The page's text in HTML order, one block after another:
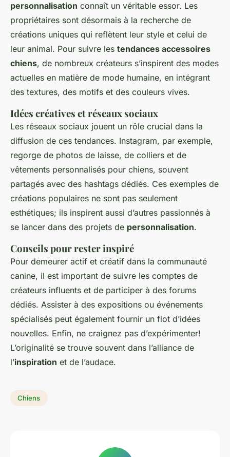
personnalisation connaît un véritable essor. Les
propriétaires sont désormais à la recherche de
créations uniques qui reflètent leur style et celui de
leur animal. Pour suivre les tendances accessoires
chiens, de nombreux créateurs s’inspirent des modes
actuelles en matière de mode humaine, en intégrant
des textures, des motifs et des couleurs vives.
Idées créatives et réseaux sociaux
Les réseaux sociaux jouent un rôle crucial dans la
diffusion de ces tendances. Instagram, par exemple,
regorge de photos de laisse, de colliers et de
vêtements personnalisés pour chiens, souvent
partagés avec des hashtags dédiés. Ces exemples de
créations populaires ne sont pas seulement
esthétiques; ils inspirent aussi d’autres passionnés à
se lancer dans des projets de personnalisation.
Conseils pour rester inspiré
Pour demeurer actif et créatif dans la communauté
canine, il est important de suivre les comptes de
créateurs influents et de participer à des forums
dédiés. Assister à des expositions ou événements
spécialisés peut également fournir un flot d’idées
nouvelles. Enfin, ne craignez pas d’expérimenter!
L’originalité se trouve souvent dans l’alliance de
l’inspiration et de l’audace.
Chiens